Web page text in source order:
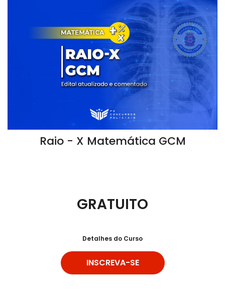
Raio - X Matemática GCM
GRATUITO
Detalhes do Curso
INSCREVA-SE